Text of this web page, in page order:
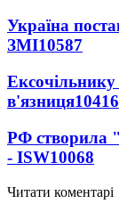
Україна
ЗМІ10587
в'язниця10416
РФ створила
- ISW10068
Читати коментарі